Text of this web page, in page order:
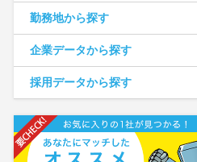
勤務地から探す
企業データから探す
採用データから探す